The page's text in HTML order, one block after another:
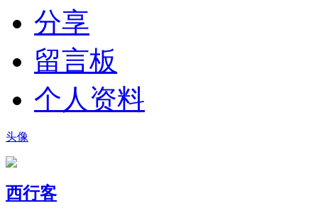
分享
留言板
个人资料
头像
西行客